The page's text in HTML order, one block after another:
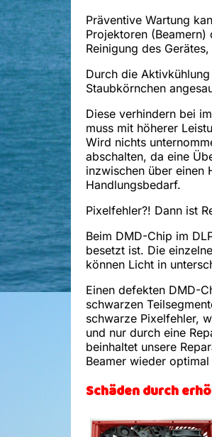
Präventive Wartung
Projektoren
Reinigung des
Durch die
Staubkörnchen
Diese verhindern bei
muss mit höherer
Wird nichts
abschalten, da eine
inzwischen über einen
Handlungsbedarf.
Pixelfehler?! Dann ist
Beim DMD-Chip im
besetzt ist. Die
können Licht in
Einen defekten DMD-
schwarzen
schwarze Pixelfehler,
und nur durch eine
beinhaltet unsere
Beamer wieder
Schäden durch